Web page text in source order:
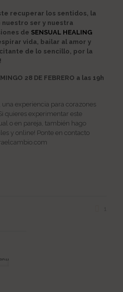
recuperar los sentidos, la
nuestro ser y nuestra
de SENSUAL HEALING
vida, bailar al amor y
de lo sencillo, por la
28 DE FEBRERO a las 19h
experiencia para corazones
quieres experimentar este
o en pareja, también hago
y online! Ponte en contacto